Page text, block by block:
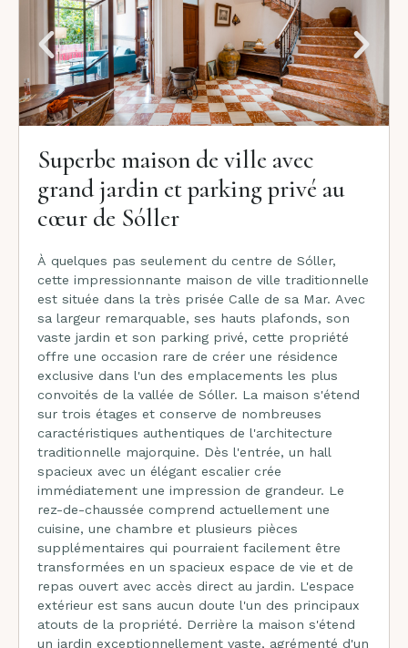
Superbe maison de ville avec
grand jardin et parking privé au
cœur de Sóller
À quelques pas seulement du centre de Sóller,
cette impressionnante maison de ville traditionnelle
est située dans la très prisée Calle de sa Mar. Avec
sa largeur remarquable, ses hauts plafonds, son
vaste jardin et son parking privé, cette propriété
offre une occasion rare de créer une résidence
exclusive dans l'un des emplacements les plus
convoités de la vallée de Sóller. La maison s'étend
sur trois étages et conserve de nombreuses
caractéristiques authentiques de l'architecture
traditionnelle majorquine. Dès l'entrée, un hall
spacieux avec un élégant escalier crée
immédiatement une impression de grandeur. Le
rez-de-chaussée comprend actuellement une
cuisine, une chambre et plusieurs pièces
supplémentaires qui pourraient facilement être
transformées en un spacieux espace de vie et de
repas ouvert avec accès direct au jardin. L'espace
extérieur est sans aucun doute l'un des principaux
atouts de la propriété. Derrière la maison s'étend
un jardin exceptionnellement vaste, agrémenté d'un